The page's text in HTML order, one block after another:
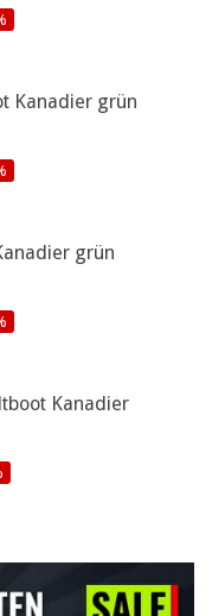
Kanadier grün
grün
Kanadier